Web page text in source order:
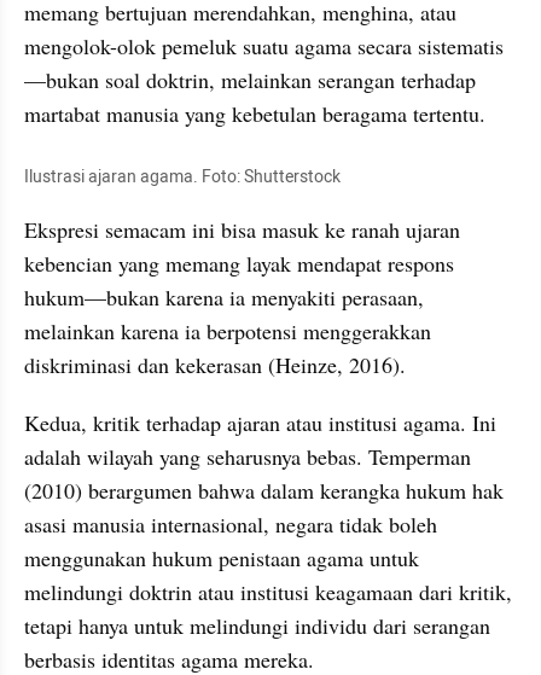
memang bertujuan merendahkan, menghina, atau
mengolok-olok pemeluk suatu agama secara sistematis
—bukan soal doktrin, melainkan serangan terhadap
martabat manusia yang kebetulan beragama tertentu.
Ilustrasi ajaran agama. Foto: Shutterstock
Ekspresi semacam ini bisa masuk ke ranah ujaran
kebencian yang memang layak mendapat respons
hukum—bukan karena ia menyakiti perasaan,
melainkan karena ia berpotensi menggerakkan
diskriminasi dan kekerasan (Heinze, 2016).
Kedua, kritik terhadap ajaran atau institusi agama. Ini
adalah wilayah yang seharusnya bebas. Temperman
(2010) berargumen bahwa dalam kerangka hukum hak
asasi manusia internasional, negara tidak boleh
menggunakan hukum penistaan agama untuk
melindungi doktrin atau institusi keagamaan dari kritik,
tetapi hanya untuk melindungi individu dari serangan
berbasis identitas agama mereka.